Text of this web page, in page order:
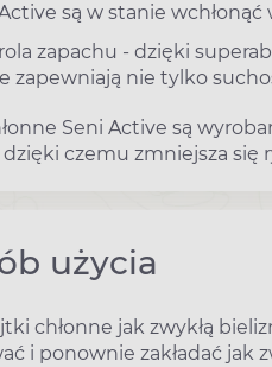
Active są w stanie
zapachu - dzięki
zapewniają nie tylko
Seni Active są
dzięki czemu zmniejsza
użycia
chłonne jak zwykłą
i ponownie zakładać jak